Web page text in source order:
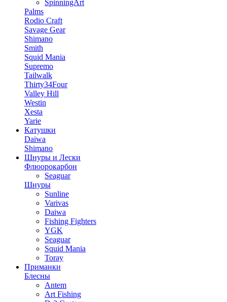
SpinningArt
Palms
Rodio Craft
Savage Gear
Shimano
Smith
Squid Mania
Supremo
Tailwalk
Thirty34Four
Valley Hill
Westin
Xesta
Yarie
Катушки
Daiwa
Shimano
Шнуры и Лески
Флюорокарбон
Seaguar
Шнуры
Sunline
Varivas
Daiwa
Fishing Fighters
YGK
Seaguar
Squid Mania
Toray
Приманки
Блесны
Antem
Art Fishing